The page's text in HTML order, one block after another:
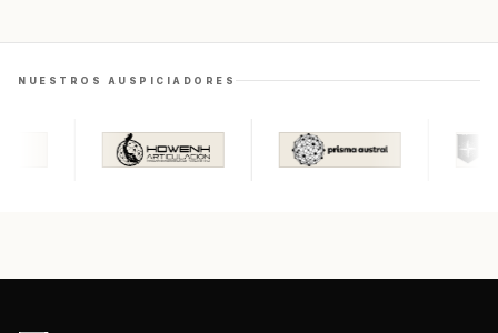
NUESTROS AUSPICIADORES